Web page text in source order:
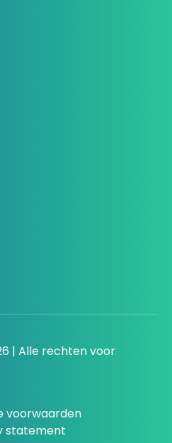
| Alle rechten voor
voorwaarden
statement